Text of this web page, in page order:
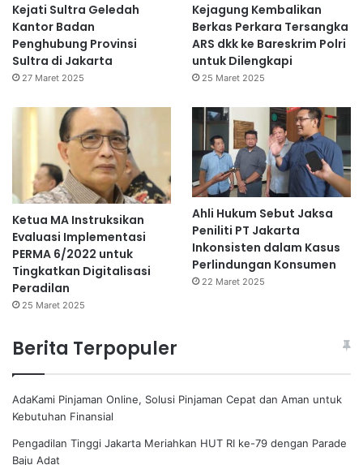
Kejati Sultra Geledah
Kantor Badan
Penghubung Provinsi
Sultra di Jakarta
27 Maret 2025
Kejagung Kembalikan
Berkas Perkara Tersangka
ARS dkk ke Bareskrim Polri
untuk Dilengkapi
25 Maret 2025
Ketua MA Instruksikan
Evaluasi Implementasi
PERMA 6/2022 untuk
Tingkatkan Digitalisasi
Peradilan
25 Maret 2025
Ahli Hukum Sebut Jaksa
Peniliti PT Jakarta
Inkonsisten dalam Kasus
Perlindungan Konsumen
22 Maret 2025
Berita Terpopuler
AdaKami Pinjaman Online, Solusi Pinjaman Cepat dan Aman untuk
Kebutuhan Finansial
Pengadilan Tinggi Jakarta Meriahkan HUT RI ke-79 dengan Parade
Baju Adat